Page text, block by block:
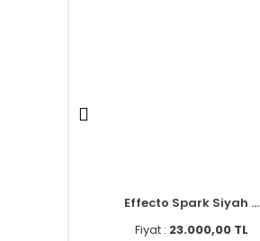
Effecto Spark Siyah ...
Fiyat : 23.000,00 TL